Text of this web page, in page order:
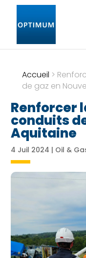
Accueil >
de gaz en
Renforcer
conduits
Aquitaine
4 Juil 2024 | Oil &